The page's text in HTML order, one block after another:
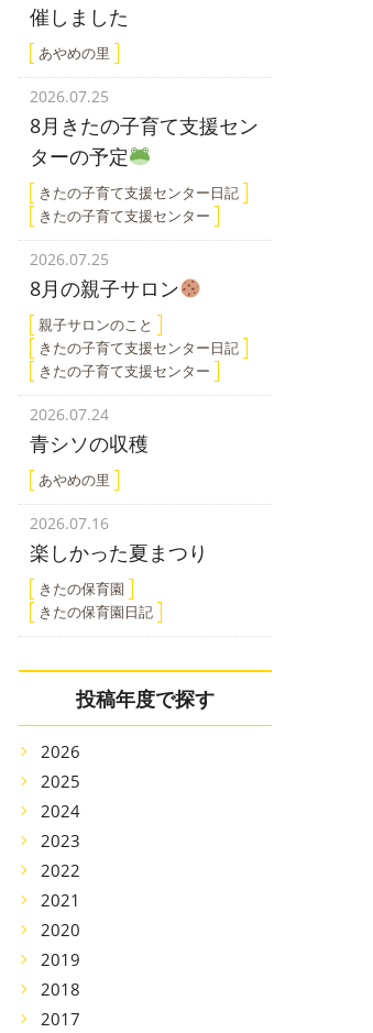
催しました
あやめの里
2026.07.25
8月きたの子育て支援セン
ターの予定
きたの子育て支援センター日記
きたの子育て支援センター
2026.07.25
8月の親子サロン
親子サロンのこと
きたの子育て支援センター日記
きたの子育て支援センター
2026.07.24
青シソの収穫
あやめの里
2026.07.16
楽しかった夏まつり
きたの保育園
きたの保育園日記
投稿年度で探す
2026
2025
2024
2023
2022
2021
2020
2019
2018
2017